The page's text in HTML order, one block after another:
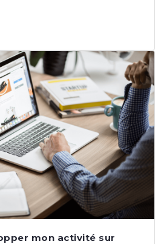
mon activité sur